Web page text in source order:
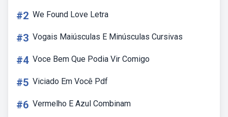
#2 We Found Love Letra
#3 Vogais Maiúsculas E Minúsculas Cursivas
#4 Voce Bem Que Podia Vir Comigo
#5 Viciado Em Você Pdf
#6 Vermelho E Azul Combinam